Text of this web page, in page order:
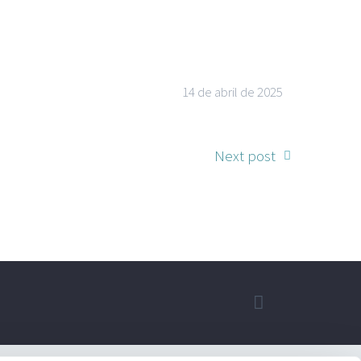
14 de abril de 2025
Next post